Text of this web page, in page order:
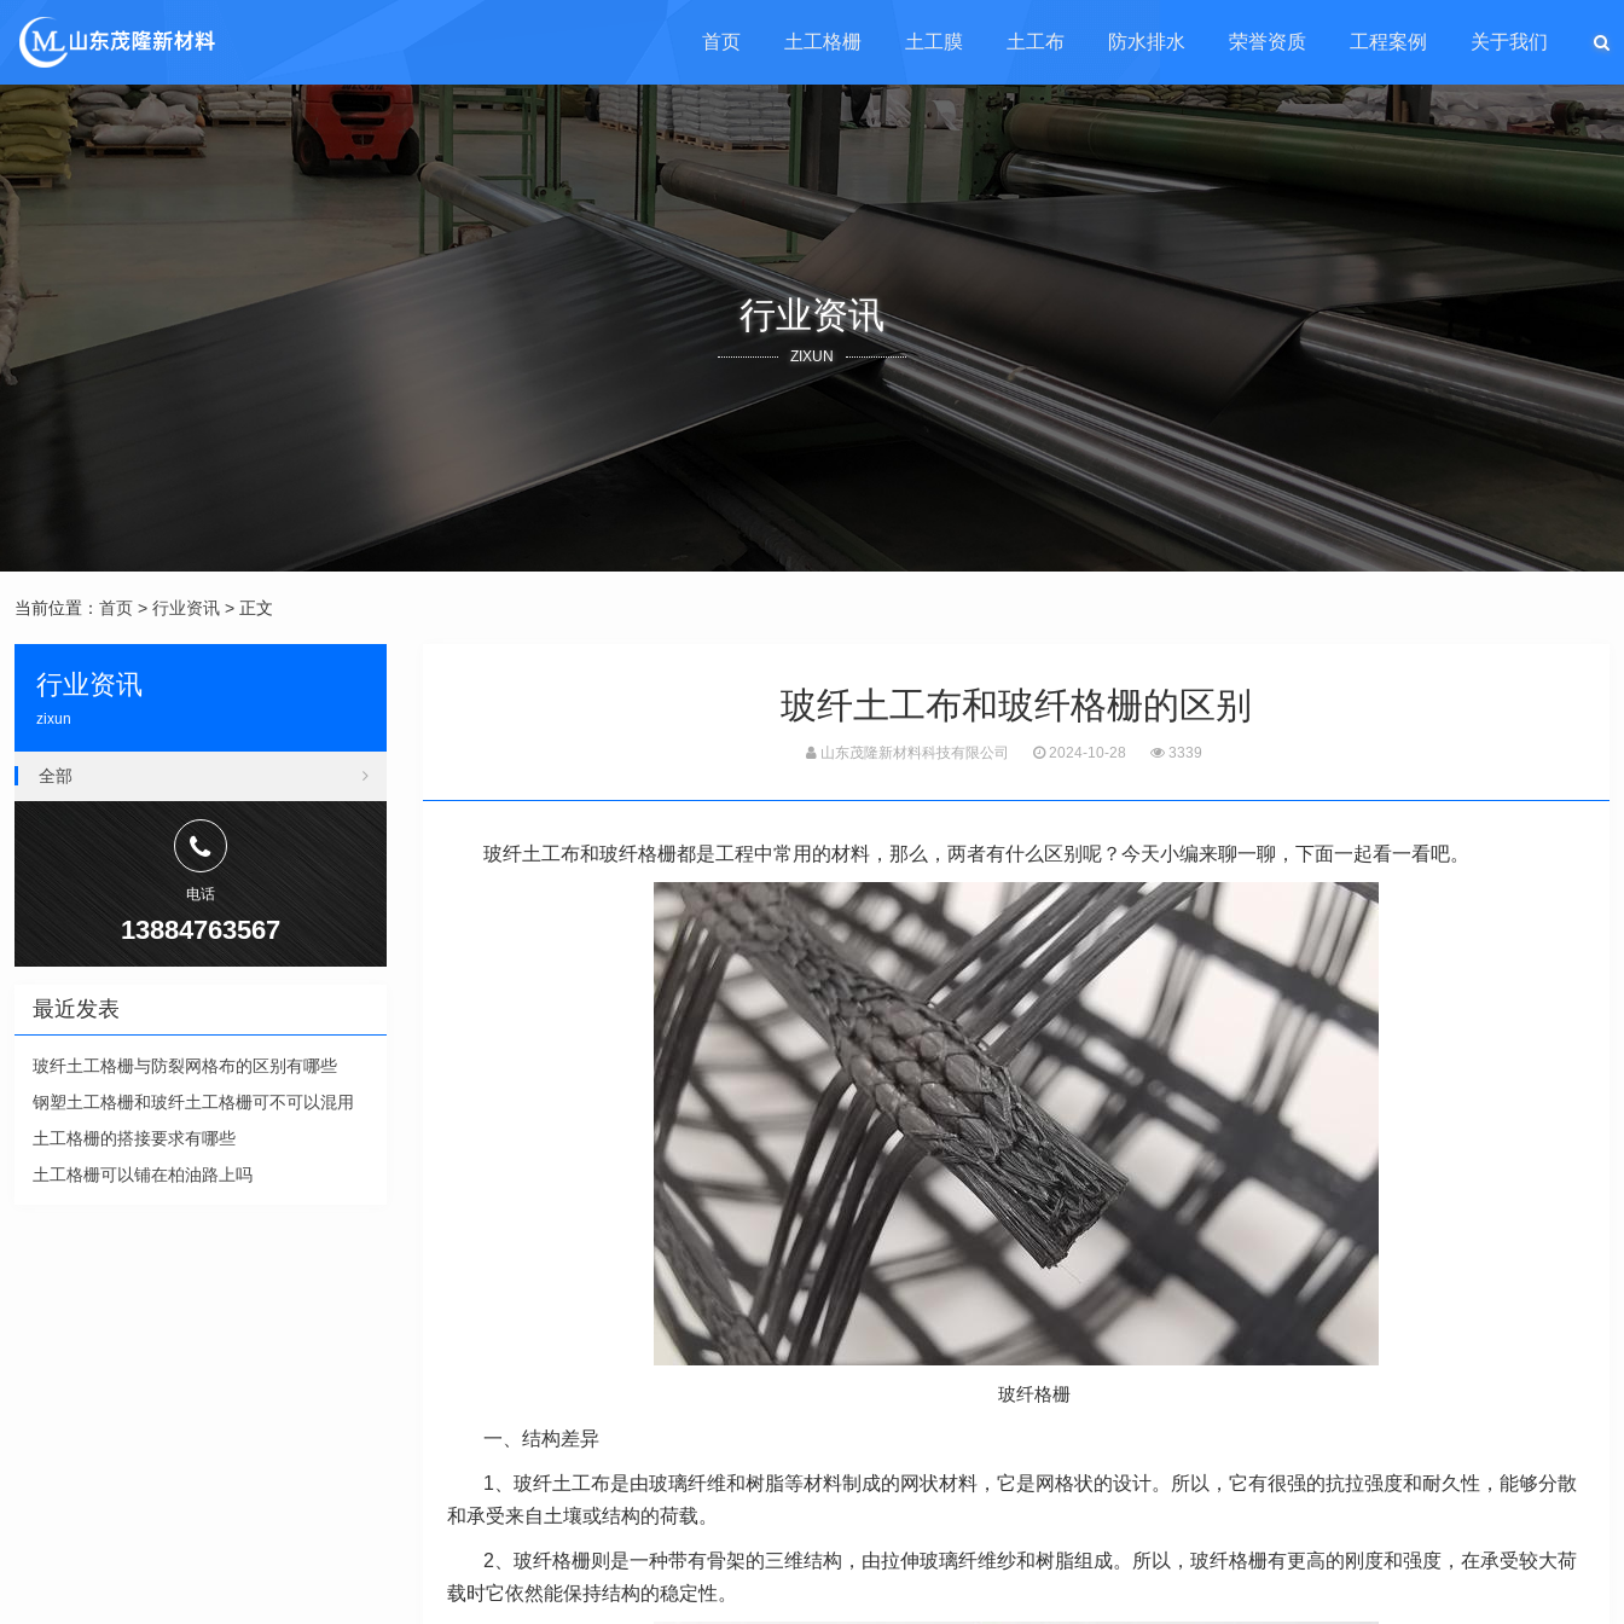
首页 土工格栅 土工膜 土工布 防水排水 荣誉资质 工程案例 关于我们
行业资讯
ZIXUN
当前位置： 首页 > 行业资讯 > 正文
玻纤土工布和玻纤格栅的区别
山东茂隆新材料科技有限公司 2024-10-28 3339
玻纤土工布和玻纤格栅都是工程中常用的材料，那么，两者有什么区别呢？今天小编来聊一聊，下面一起看一看吧。
玻纤格栅
一、结构差异
1、玻纤土工布是由玻璃纤维和树脂等材料制成的网状材料，它是网格状的设计。所以，它有很强的抗拉强度和耐久性，能够分散
和承受来自土壤或结构的荷载。
2、玻纤格栅则是一种带有骨架的三维结构，由拉伸玻璃纤维纱和树脂组成。所以，玻纤格栅有更高的刚度和强度，在承受较大荷
载时它依然能保持结构的稳定性。
行业资讯
zixun
全部
电话
13884763567
最近发表
玻纤土工格栅与防裂网格布的区别有哪些
钢塑土工格栅和玻纤土工格栅可不可以混用
土工格栅的搭接要求有哪些
土工格栅可以铺在柏油路上吗